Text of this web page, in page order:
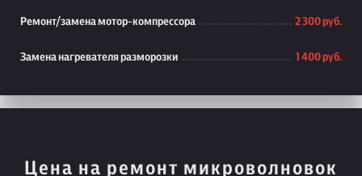
Ремонт/замена мотор-компрессора 2 300 руб.
Замена нагревателя разморозки 1 400 руб.
Цена на ремонт микроволновок